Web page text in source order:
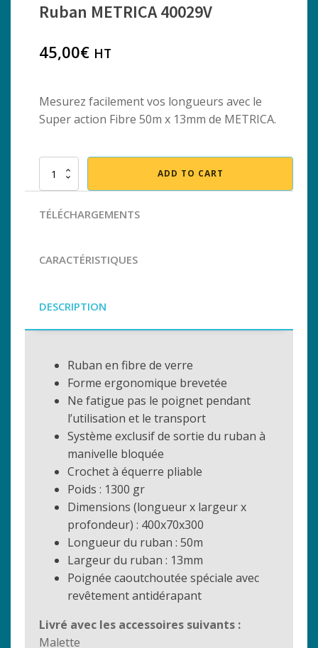
Ruban METRICA 40029V
45,00€ HT
Mesurez facilement vos longueurs avec le
Super action Fibre 50m x 13mm de METRICA.
Ruban
METRICA
quantity
ADD TO CART
DESCRIPTION
TÉLÉCHARGEMENTS
CARACTÉRISTIQUES
Ruban en fibre de verre
Forme ergonomique brevetée
Ne fatigue pas le poignet pendant
l’utilisation et le transport
Système exclusif de sortie du ruban à
manivelle bloquée
Crochet à équerre pliable
Poids : 1300 gr
Dimensions (longueur x largeur x
profondeur) : 400x70x300
Longueur du ruban : 50m
Largeur du ruban : 13mm
Poignée caoutchoutée spéciale avec
revêtement antidérapant
Livré avec les accessoires suivants :
Malette